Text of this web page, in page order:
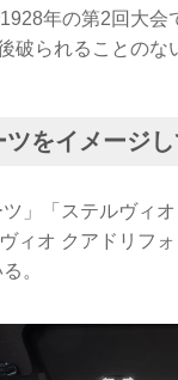
年の第2回大会
られることのな
をイメージ
」「ステルヴィ
ィオ クアドリフ
。